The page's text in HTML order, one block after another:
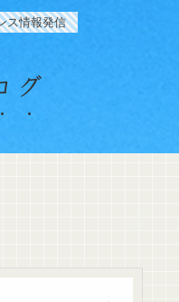
ス情報発信
グ